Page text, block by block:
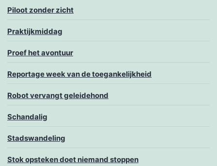
Piloot zonder zicht
Praktijkmiddag
Proef het avontuur
Reportage week van de toegankelijkheid
Robot vervangt geleidehond
Schandalig
Stadswandeling
Stok opsteken doet niemand stoppen